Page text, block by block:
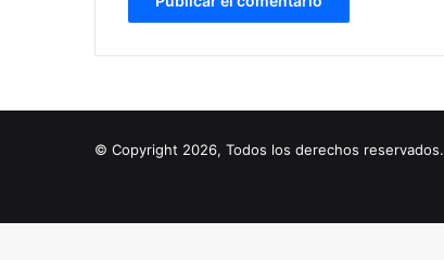
© Copyright 2026, Todos los derechos reservados.